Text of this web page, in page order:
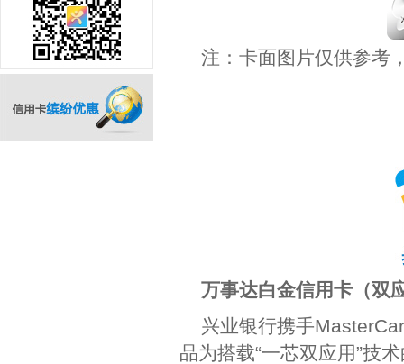
扫描关注
注：卡面图片仅供参考
万事达白金信用卡（双
兴业银行携手
品为搭载“一芯双应用”技